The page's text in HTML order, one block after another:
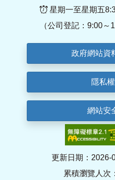
星期一至星期五
（公司登記：9:00～
政府網站資
隱私
網站安
更新日期：2026-
累積瀏覽人次